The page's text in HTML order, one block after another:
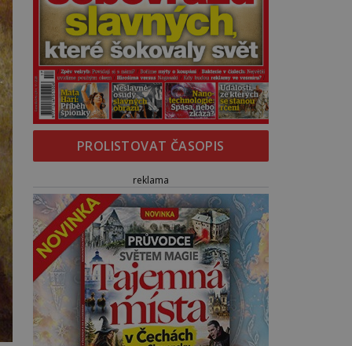
PROLISTOVAT ČASOPIS
reklama